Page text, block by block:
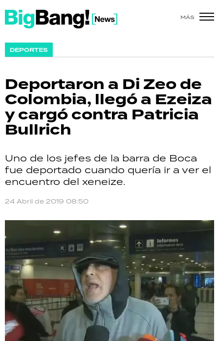
MÁS
DEPORTES
Deportaron a Di Zeo de
Colombia, llegó a Ezeiza
y cargó contra Patricia
Bullrich
Uno de los jefes de la barra de Boca
fue deportado cuando quería ir a ver el
encuentro del xeneize.
24 Abril de 2019 08:50
SHOW
ACTUALIDAD
POLICIALES
ECONOMÍA
GRAN HERMANO
SALUD
DEPORTES
TECNOLOGÍA
RECETAS
PALABRAS
HORÓSCOPO